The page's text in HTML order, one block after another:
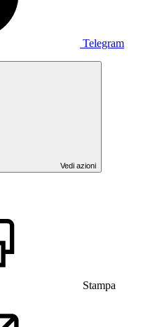
Telegram
Vedi azioni
Stampa